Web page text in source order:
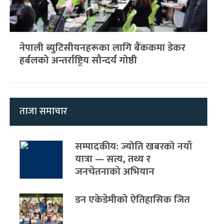
नेपाली ब्युटिसीयनहरूका लागि बैंककमा डेकर
हर्बलको अन्तर्राष्ट्रिय सौन्दर्य गोष्ठी
ताजा समाचार
सम्पादकीय: ज्योति खबरको नयाँ
यात्रा — सत्य, तथ्य र
जनचेतनाको अभियान
डन एकेडेमीको ऐतिहासिक जित